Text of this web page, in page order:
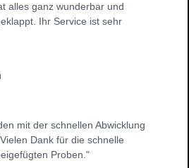
alles ganz wunderbar und
Ihr Service ist sehr
mit der schnellen Abwicklung
Dank für die schnelle
Proben."